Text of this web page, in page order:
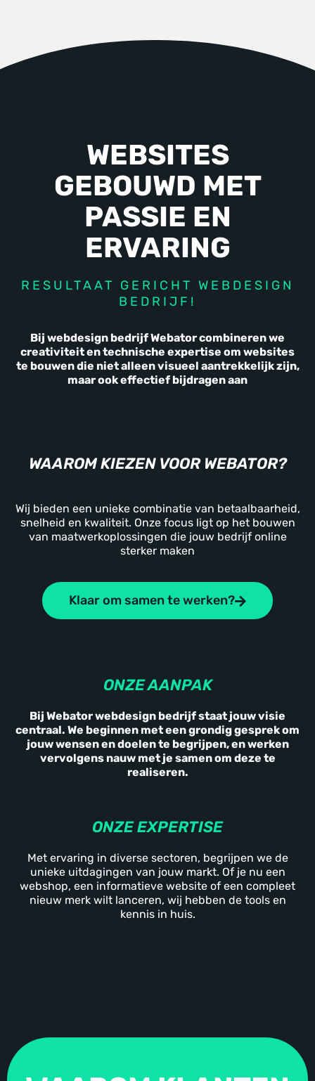
WEBSITES
GEBOUWD MET
PASSIE EN
ERVARING
RESULTAAT GERICHT WEBDESIGN
BEDRIJF!
Bij webdesign bedrijf Webator combineren we
creativiteit en technische expertise om websites
te bouwen die niet alleen visueel aantrekkelijk zijn,
maar ook effectief bijdragen aan
WAAROM KIEZEN VOOR WEBATOR?
Wij bieden een unieke combinatie van betaalbaarheid,
snelheid en kwaliteit. Onze focus ligt op het bouwen
van maatwerkoplossingen die jouw bedrijf online
sterker maken
Klaar om samen te werken?
ONZE AANPAK
Bij Webator webdesign bedrijf staat jouw visie
centraal. We beginnen met een grondig gesprek om
jouw wensen en doelen te begrijpen, en werken
vervolgens nauw met je samen om deze te
realiseren.
ONZE EXPERTISE
Met ervaring in diverse sectoren, begrijpen we de
unieke uitdagingen van jouw markt. Of je nu een
webshop, een informatieve website of een compleet
nieuw merk wilt lanceren, wij hebben de tools en
kennis in huis.